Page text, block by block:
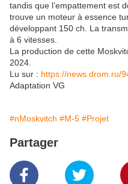
tandis que l’empattement est
trouve un moteur à essence
développant 150 ch. La
à 6 vitesses.
La production de cette
2024.
Lu sur : https://news.drom.ru/
Adaptation VG
#nMoskvitch #M-5 #Projet
Partager